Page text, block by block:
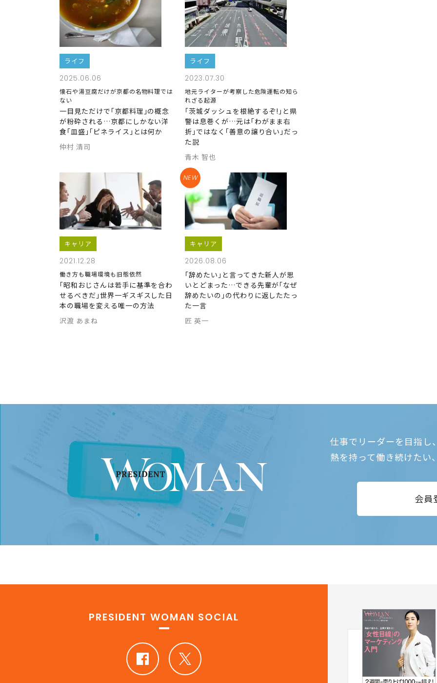
ライフ
2025.06.06
懐石や湯豆腐だけが京都の名物料理では
ない
一目見ただけで｢京都料理｣の概念
が粉砕される…京都にしかない洋
食｢皿盛｣｢ピネライス｣とは何か
仲村 清司
ライフ
2023.07.30
地元ライターが考察した危険運転の知ら
れざる起源
｢茨城ダッシュを根絶するぞ!｣と県
警は息巻くが…元は｢わがまま右
折｣ではなく｢善意の譲り合い｣だっ
た説
青木 智也
キャリア
2021.12.28
働き方も職場環境も旧態依然
｢昭和おじさんは若手に基準を合わ
せるべきだ｣世界一ギスギスした日
本の職場を変える唯一の方法
沢渡 あまね
NEW
キャリア
2026.08.06
｢辞めたい｣と言ってきた新人が思
いとどまった…できる先輩が｢なぜ
辞めたいの｣の代わりに返したたっ
た一言
匠 英一
仕事でリーダーを目指し
熱を持って働き続けたい
会員
PRESIDENT WOMAN SOCIAL